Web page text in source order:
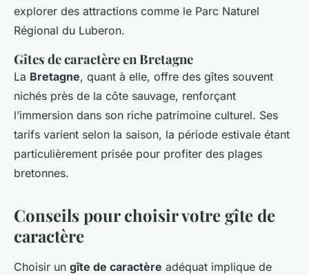
explorer des attractions comme le Parc Naturel
Régional du Luberon.
Gîtes de caractère en Bretagne
La Bretagne, quant à elle, offre des gîtes souvent
nichés près de la côte sauvage, renforçant
l’immersion dans son riche patrimoine culturel. Ses
tarifs varient selon la saison, la période estivale étant
particulièrement prisée pour profiter des plages
bretonnes.
Conseils pour choisir votre gîte de
caractère
Choisir un gîte de caractère adéquat implique de